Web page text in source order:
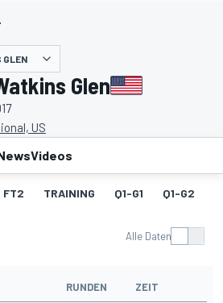
GLEN
Glen
US
Videos
FT2 TRAINING Q1-G1 Q1-G2
Alle Daten
RUNDEN ZEIT